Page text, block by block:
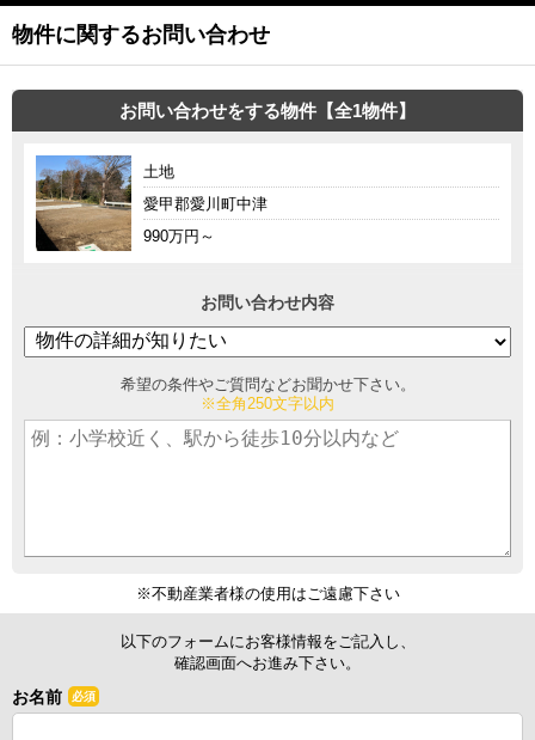
物件に関するお問い合わせ
お問い合わせをする物件【全1物件】
土地
愛甲郡愛川町中津
990万円～
お問い合わせ内容
希望の条件やご質問などお聞かせ下さい。
※全角250文字以内
※不動産業者様の使用はご遠慮下さい
以下のフォームにお客様情報をご記入し、
確認画面へお進み下さい。
お名前 必須